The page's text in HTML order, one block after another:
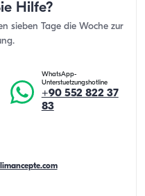
Hilfe?
sieben Tage die Woche zur
WhatsApp-
Unterstuetzungshotline
+90 552 822 37
83